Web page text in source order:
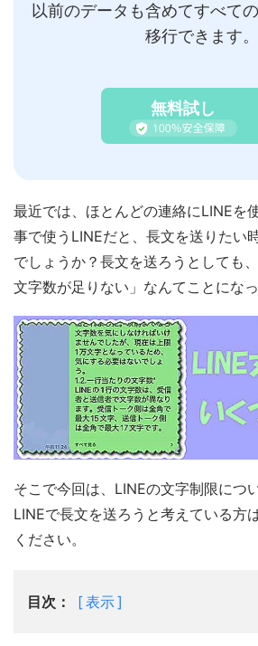
以前のデータも含めてすべて
移行できます。
無料試し
最近では、ほとんどの連絡にLINEを
事で使うLINEだと、長文を送りたい
でしょうか？長文を送ろうとしても
文字数が足りない」なんてことにな
そこで今回は、LINEの文字制限につ
LINEで長文を送ろうと考えている方
ください。
目次： 表示